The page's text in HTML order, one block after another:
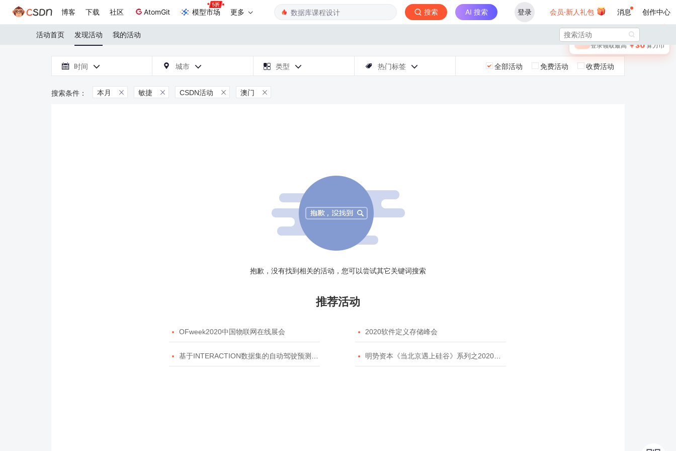
博客 下载 社区 AtomGit 模型市场 更多 搜索 AI 搜索 登录 会员·新人礼包 消息 创作中心
🎁 未登录
登录领取最高￥30算力币
活动首页 发现活动 我的活动 
 时间   城市   类型   热门标签  全部活动 免费活动 收费活动
本月  敏捷  CSDN活动  澳门 
抱歉，没有找到相关的活动，您可以尝试其它关键词搜索
推荐活动
 OFweek2020中国物联网在线展会  2020软件定义存储峰会
 基于INTERACTION数据集的自动驾驶预测模型挑战赛  明势资本《当北京遇上硅谷》系列之2020年度开源峰会